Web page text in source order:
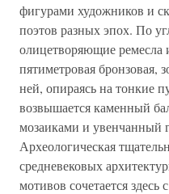
фигурами художников и
поэтов разных эпох. По
олицетворяющие ремесла
пятиметровая бронзовая,
ней, опираясь на тонкие
возвышается каменный
мозаиками и увенчанный
Археологическая
средневековых
мотивов сочетается